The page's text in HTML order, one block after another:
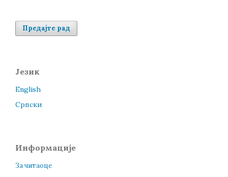
Предајте рад
Језик
English
Cрпски
Информације
За читаоце